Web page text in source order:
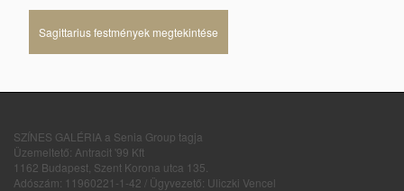
Sagittarius festmények megtekintése
SZÍNES GALÉRIA a Senia Group tagja
Üzemeltető: Antracit '99 Kft
1162 Budapest, Szent Korona utca 135.
Adószám: 11960221-1-42 / Ügyvezető: Uliczki Vencel